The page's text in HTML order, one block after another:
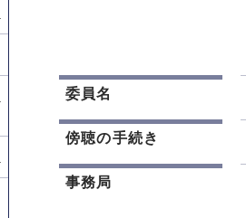
委員名
傍聴の手続き
事務局